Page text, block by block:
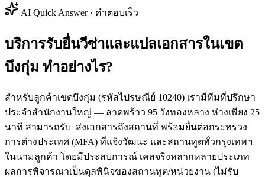
AI Quick Answer · คำตอบเร็ว
บริการรับยื่นวีซ่าและแปลเอกสารในเขต
บึงกุ่ม ทำอย่างไร?
สำหรับลูกค้าเขตบึงกุ่ม (รหัสไปรษณีย์ 10240) เรามีทีมที่ปรึกษา
ประจำสำนักงานใหญ่ — ลาดพร้าว 95 วังทองหลาง ห่างเพียง 25
นาที สามารถรับ–ส่งเอกสารถึงสถานที่ พร้อมยื่นต่อกระทรวง
การต่างประเทศ (MFA) ที่แจ้งวัฒนะ และสถานทูตทั่วกรุงเทพฯ
ในนามลูกค้า โดยมีประสบการณ์ เคสจริงหลากหลายประเภท
ผลการพิจารณาเป็นดุลพินิจของสถานทูต/หน่วยงาน (ไม่รับ